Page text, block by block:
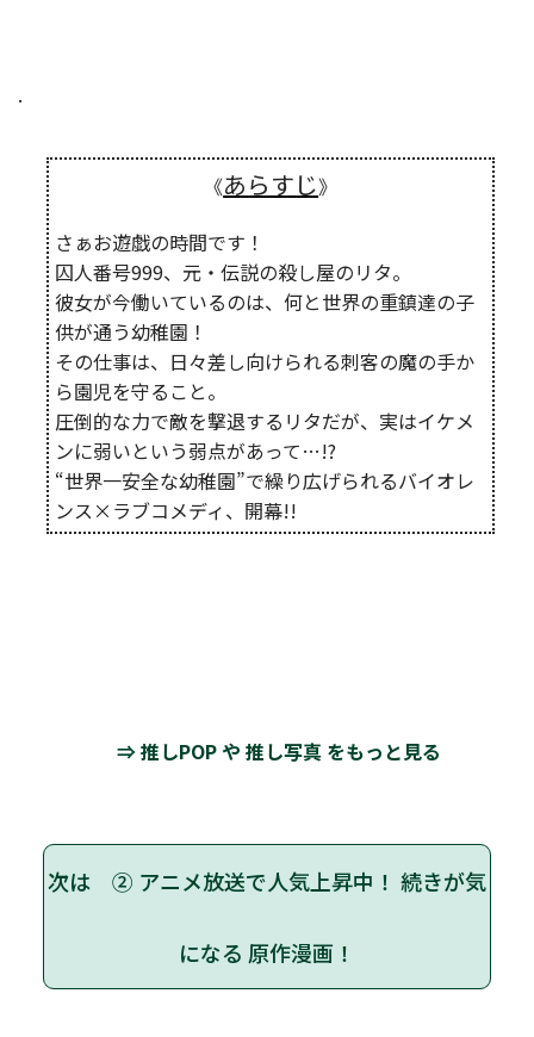
.
《あらすじ》
さぁお遊戯の時間です！
囚人番号999、元・伝説の殺し屋のリタ。
彼女が今働いているのは、何と世界の重鎮達の子
供が通う幼稚園！
その仕事は、日々差し向けられる刺客の魔の手か
ら園児を守ること。
圧倒的な力で敵を撃退するリタだが、実はイケメ
ンに弱いという弱点があって…!?
“世界一安全な幼稚園”で繰り広げられるバイオレ
ンス×ラブコメディ、開幕!!
⇒ 推しPOP や 推し写真 をもっと見る
次は ② アニメ放送で人気上昇中！ 続きが気
になる 原作漫画！